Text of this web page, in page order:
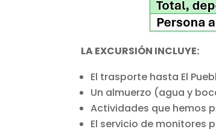
LA EXCURSIÓN INCLUYE:
El trasporte hasta El
Un almuerzo (agua y
Actividades que hemos
El servicio de monitores